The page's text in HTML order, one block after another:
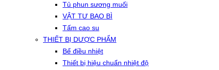
Tủ phun sương muối
VẬT TƯ BAO BÌ
Tấm cao su
THIẾT BỊ DƯỢC PHẨM
Bể điều nhiệt
Thiết bị hiệu chuẩn nhiệt độ